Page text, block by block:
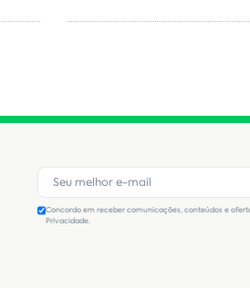
Concordo em receber comunicações, conteúdos e
Privacidade.
CNPJ